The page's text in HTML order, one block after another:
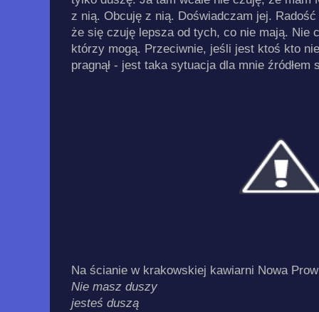
z nią. Obcuję z nią. Doświadczam jej.
że się czuję lepsza od tych, co nie mają. Nie
którzy mogą. Przeciwnie, jeśli jest ktoś kto
pragnął - jest taka sytuacja dla mnie źródłem
Na ścianie w krakowskiej kawiarni Nowa
Nie masz duszy
jesteś duszą